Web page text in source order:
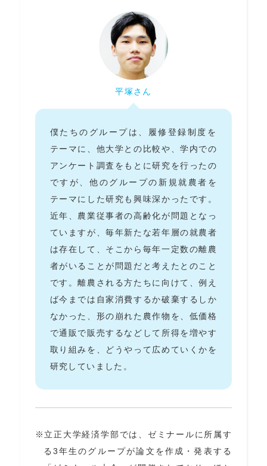
平塚さん
僕たちのグループは、履修登録制度を
テーマに、他大学との比較や、学内での
アンケート調査をもとに研究を行ったの
ですが、他のグループの新規就農者を
テーマにした研究も興味深かったです。
近年、農業従事者の高齢化が問題となっ
ていますが、毎年新たな若年層の就農者
は存在して、そこから毎年一定数の離農
者がいることが問題だと考えたとのこと
です。離農される方たちに向けて、例え
ば今までは自家消費するか破棄するしか
なかった、形の崩れた農作物を、低価格
で通販で販売するなどして所得を増やす
取り組みを、どうやって広めていくかを
研究していました。
立正大学経済学部では、ゼミナールに所属す
る3年生のグループが論文を作成・発表する